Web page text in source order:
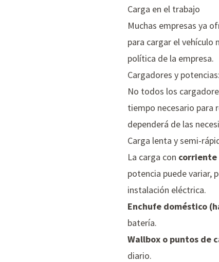
Carga en el trabajo
Muchas empresas ya
para cargar el
política de la empresa.
Cargadores y
No todos los
tiempo necesario para
dependerá de las
Carga lenta y semi-
La carga con corriente
potencia puede variar,
instalación eléctrica.
Enchufe doméstico
batería.
Wallbox o puntos de
diario.